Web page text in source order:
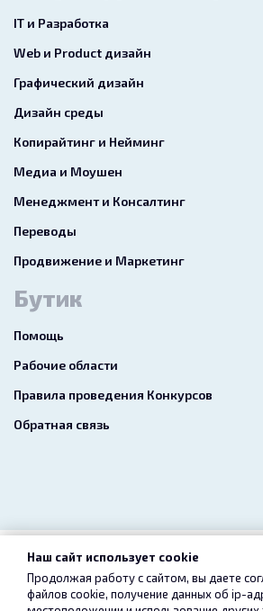
IT и Разработка
Web и Product дизайн
Графический дизайн
Дизайн среды
Копирайтинг и Нейминг
Медиа и Моушен
Менеджмент и Консалтинг
Переводы
Продвижение и Маркетинг
Бутик
Помощь
Рабочие области
Правила проведения Конкурсов
Обратная связь
2026
Пользовательское соглашение
Наш сайт использует cookie
Продолжая работу с сайтом, вы даете
файлов cookie, получение данных об ip-